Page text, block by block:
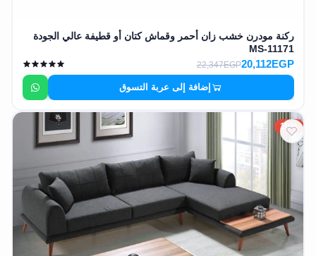
ركنة مودرن خشب زان أحمر وقماش كتان أو قطيفة عالي الجودة
MS-11171
20,112EGP
22,347EGP
إضافة إلى عربة التسوق
10%